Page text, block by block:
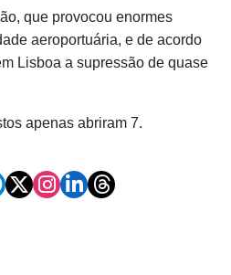
que provocou enormes
aeroportuária, e de acordo
Lisboa a supressão de quase
apenas abriram 7.